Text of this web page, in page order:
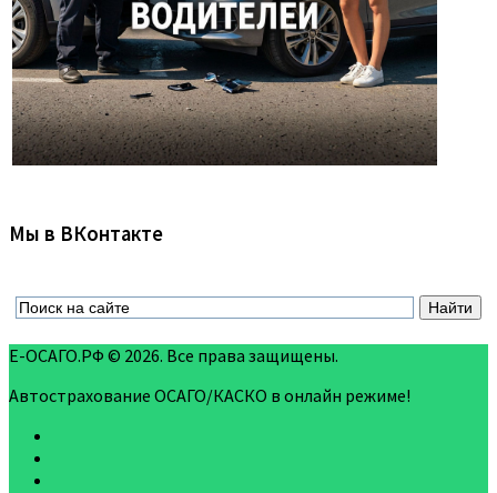
Мы в ВКонтакте
Е-ОСАГО.РФ © 2026. Все права защищены.
Автострахование ОСАГО/КАСКО в онлайн режиме!